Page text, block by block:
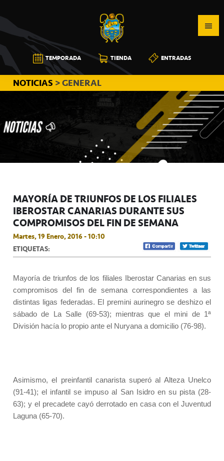
a
la
navegación
principal
al
contenido
principal
a
la
barra
lateral
principal
CB
CANARIAS
TEMPORADA TIENDA ENTRADAS
NOTICIAS > GENERAL
MAYORÍA DE TRIUNFOS DE LOS FILIALES
IBEROSTAR CANARIAS DURANTE SUS
COMPROMISOS DEL FIN DE SEMANA
Martes, 19 Enero, 2016 - 10:10
ETIQUETAS:
Mayoría de triunfos de los filiales Iberostar Canarias en sus
compromisos del fin de semana correspondientes a las
distintas ligas federadas. El premini aurinegro se deshizo el
sábado de La Salle (69-53); mientras que el mini de 1ª
División hacía lo propio ante el Nuryana a domicilio (76-98).
Asimismo, el preinfantil canarista superó al Alteza Unelco
(91-41); el infantil se impuso al San Isidro en su pista (28-
63); y el precadete cayó derrotado en casa con el Juventud
Laguna (65-70).